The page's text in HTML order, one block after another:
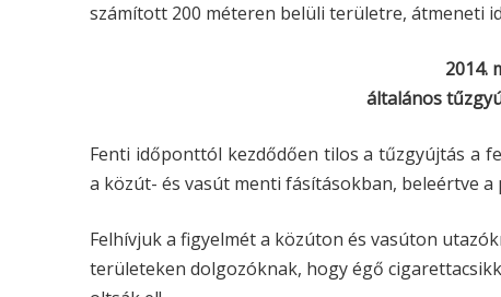
számított 200 méteren belüli területre, átmeneti
2014.
általános
Fenti időponttól kezdődően tilos a tűzgyújtás a
a közút- és vasút menti fásításokban, beleértve a
Felhívjuk a figyelmét a közúton és vasúton
területeken dolgozóknak, hogy égő